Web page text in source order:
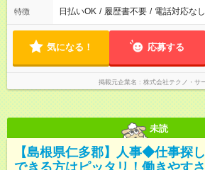
特徴 日払いOK / 履歴書不要 / 電話対応なし
気になる！ 応募する
掲載元企業名 株式会社テクノ・サ
未読
【島根県仁多郡】人事◆仕事探
できる方はピッタリ！働きやす